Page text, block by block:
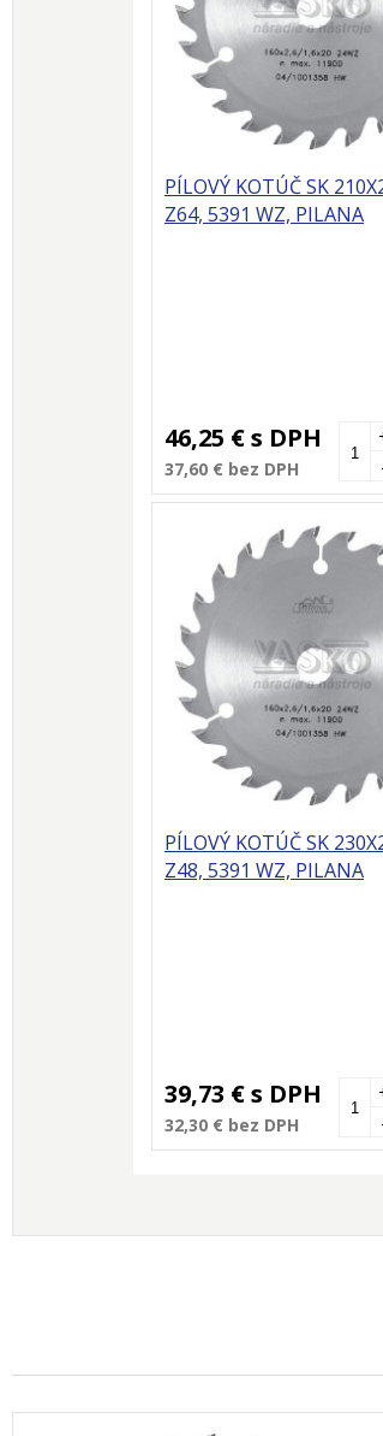
PÍLOVÝ KOTÚČ SK
Z64, 5391 WZ, PILANA
46,25 €s DPH
37,60 € bez DPH
PÍLOVÝ KOTÚČ SK
Z48, 5391 WZ, PILANA
39,73 €s DPH
32,30 € bez DPH